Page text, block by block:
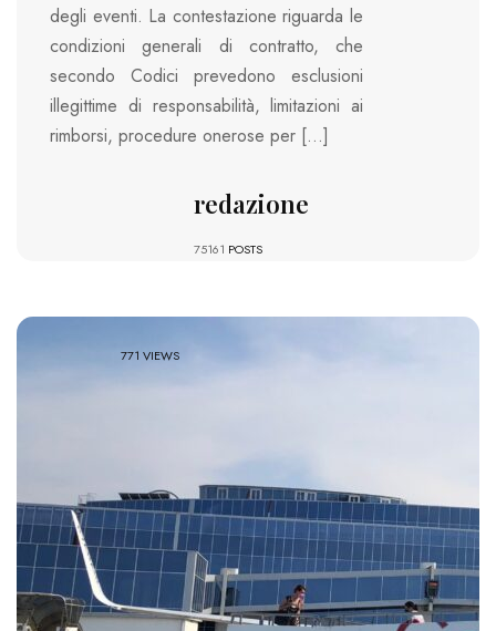
degli eventi. La contestazione riguarda le
condizioni generali di contratto, che
secondo Codici prevedono esclusioni
illegittime di responsabilità, limitazioni ai
rimborsi, procedure onerose per […]
redazione
75161 POSTS
771 VIEWS